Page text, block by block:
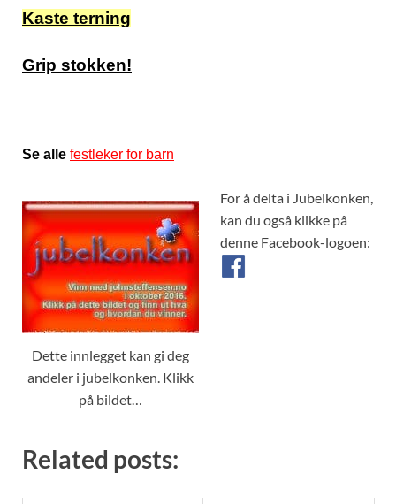
Kaste terning
Grip stokken!
Se alle festleker for barn
Dette innlegget kan gi deg
andeler i jubelkonken. Klikk
på bildet…
For å delta i Jubelkonken,
kan du også klikke på
denne Facebook-logoen:
Related posts: